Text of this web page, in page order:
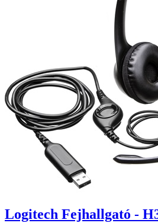
Logitech Fejhallgató -